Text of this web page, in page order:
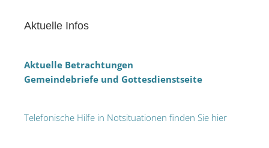
Aktuelle Infos
Aktuelle Betrachtungen
Gemeindebriefe und Gottesdienstseite
Telefonische Hilfe in Notsituationen finden Sie hier